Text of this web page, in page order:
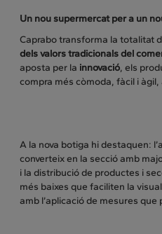
Un nou supermercat per a un
Caprabo transforma la totalitat
dels valors tradicionals del
aposta per la innovació, els
compra més còmoda, fàcil i
A la nova botiga hi destaquen:
converteix en la secció amb
i la distribució de productes i
més baixes que faciliten la
amb l’aplicació de mesures